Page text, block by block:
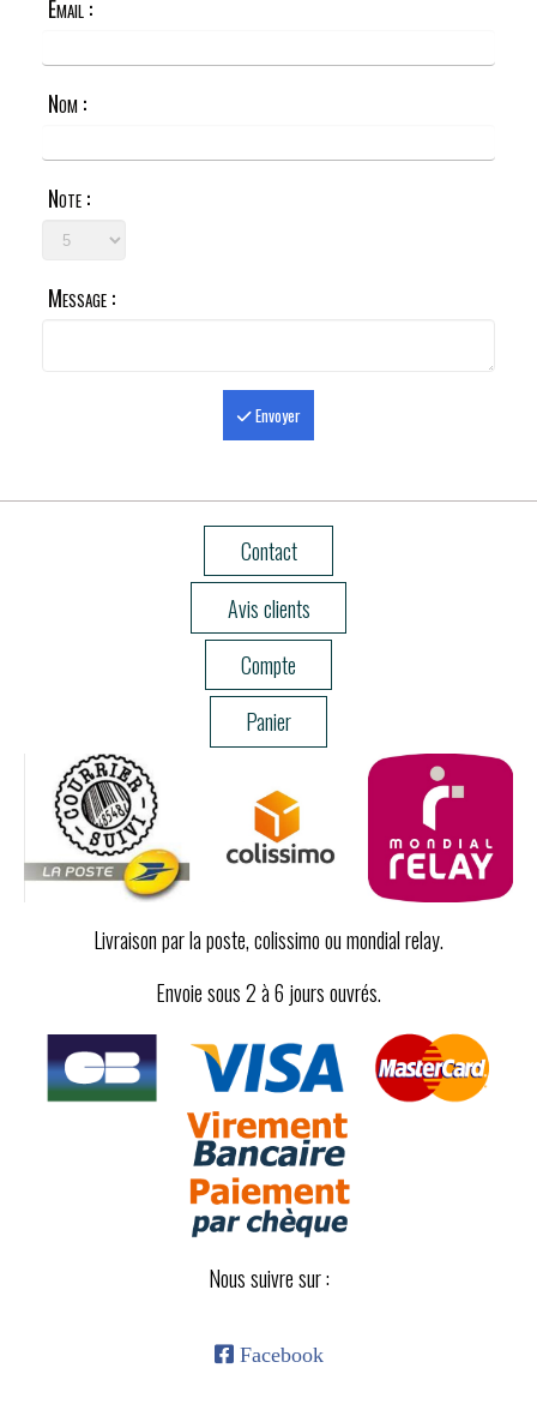
Email :
Nom :
Note :
Message :
Envoyer
Contact
Avis clients
Compte
Panier
Livraison par la poste, colissimo ou mondial relay.
Envoie sous 2 à 6 jours ouvrés.
Nous suivre sur :
 Facebook